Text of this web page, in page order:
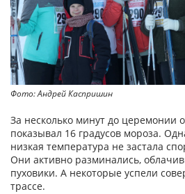
Фото: Андрей Каспришин
За несколько минут до церемонии
показывал 16 градусов мороза.
низкая температура не застала
Они активно разминались,
пуховики. А некоторые успели
трассе.